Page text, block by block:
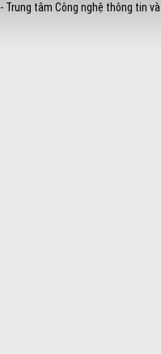
- Trung tâm Công nghệ thông tin